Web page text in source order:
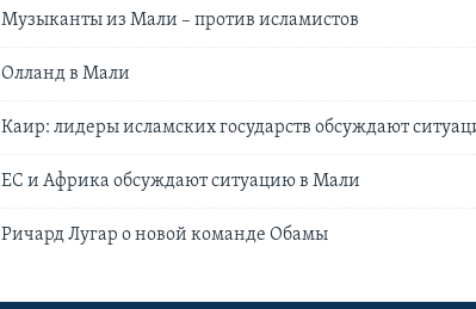
Музыканты из Мали – против исламистов
Олланд в Мали
Каир: лидеры исламских государств обсуждают
ЕС и Африка обсуждают ситуацию в Мали
Ричард Лугар о новой команде Обамы